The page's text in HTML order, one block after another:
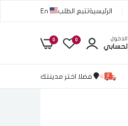
الرئيسيةتتبع الطلب En
الدخول
لحسابي
0
0
فضلا اختر مدينتك